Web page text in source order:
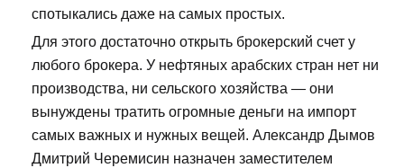
спотыкались даже на самых простых.
Для этого достаточно открыть брокерский счет у
любого брокера. У нефтяных арабских стран нет ни
производства, ни сельского хозяйства — они
вынуждены тратить огромные деньги на импорт
самых важных и нужных вещей. Александр Дымов
Дмитрий Черемисин назначен заместителем